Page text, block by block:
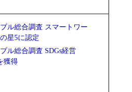
ル総合調査 スマートワー
星5に認定
ル総合調査 SDGs経営
獲得